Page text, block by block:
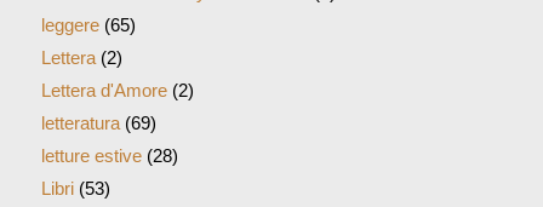
leggere(65)
Lettera(2)
Lettera d'Amore(2)
letteratura(69)
letture estive(28)
Libri(53)